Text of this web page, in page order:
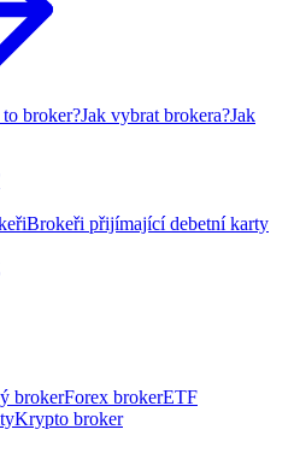
broker?Jak vybrat brokera?Jak
Brokeři přijímající debetní karty
brokerForex brokerETF
Krypto broker